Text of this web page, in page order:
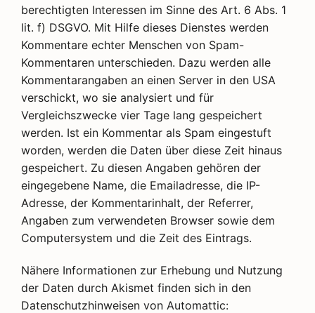
berechtigten Interessen im Sinne des Art. 6 Abs. 1
lit. f) DSGVO. Mit Hilfe dieses Dienstes werden
Kommentare echter Menschen von Spam-
Kommentaren unterschieden. Dazu werden alle
Kommentarangaben an einen Server in den USA
verschickt, wo sie analysiert und für
Vergleichszwecke vier Tage lang gespeichert
werden. Ist ein Kommentar als Spam eingestuft
worden, werden die Daten über diese Zeit hinaus
gespeichert. Zu diesen Angaben gehören der
eingegebene Name, die Emailadresse, die IP-
Adresse, der Kommentarinhalt, der Referrer,
Angaben zum verwendeten Browser sowie dem
Computersystem und die Zeit des Eintrags.
Nähere Informationen zur Erhebung und Nutzung
der Daten durch Akismet finden sich in den
Datenschutzhinweisen von Automattic: